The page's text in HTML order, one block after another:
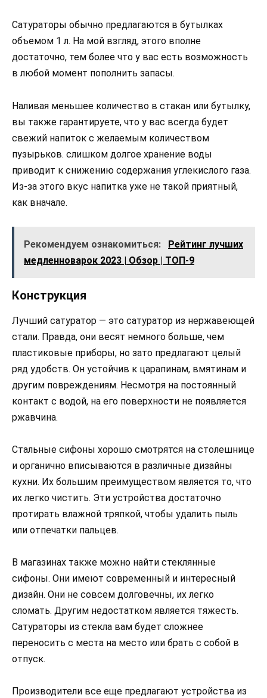
Сатураторы обычно предлагаются в бутылках
объемом 1 л. На мой взгляд, этого вполне
достаточно, тем более что у вас есть возможность
в любой момент пополнить запасы.
Наливая меньшее количество в стакан или бутылку,
вы также гарантируете, что у вас всегда будет
свежий напиток с желаемым количеством
пузырьков. слишком долгое хранение воды
приводит к снижению содержания углекислого газа.
Из-за этого вкус напитка уже не такой приятный,
как вначале.
Рекомендуем ознакомиться:
Рейтинг лучших
медленноварок 2023 | Обзор | ТОП-9
Конструкция
Лучший сатуратор — это сатуратор из нержавеющей
стали. Правда, они весят немного больше, чем
пластиковые приборы, но зато предлагают целый
ряд удобств. Он устойчив к царапинам, вмятинам и
другим повреждениям. Несмотря на постоянный
контакт с водой, на его поверхности не появляется
ржавчина.
Стальные сифоны хорошо смотрятся на столешнице
и органично вписываются в различные дизайны
кухни. Их большим преимуществом является то, что
их легко чистить. Эти устройства достаточно
протирать влажной тряпкой, чтобы удалить пыль
или отпечатки пальцев.
В магазинах также можно найти стеклянные
сифоны. Они имеют современный и интересный
дизайн. Они не совсем долговечны, их легко
сломать. Другим недостатком является тяжесть.
Сатураторы из стекла вам будет сложнее
переносить с места на место или брать с собой в
отпуск.
Производители все еще предлагают устройства из